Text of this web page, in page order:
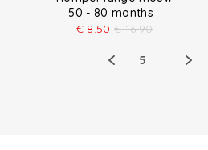
50 - 80 months
€ 8.50 € 16.90
5